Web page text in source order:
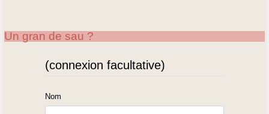
Un gran de sau ?
(connexion facultative)
Nom